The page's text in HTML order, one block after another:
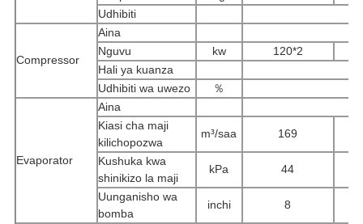
Udhibiti
Compressor
Aina
Nguvu
kw
120*2
Hali ya kuanza
Udhibiti wa uwezo
％
Evaporator
Aina
Kiasi cha maji
kilichopozwa
m³/saa 169
Kushuka kwa
shinikizo la maji
kPa 44
Uunganisho wa
bomba
inchi 8